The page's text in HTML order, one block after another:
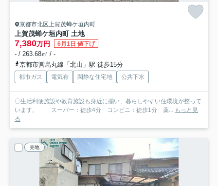
京都市北区上賀茂蝉ケ垣内町
上賀茂蝉ケ垣内町 土地
7,380万円 6月1日 値下げ
- / 263.68㎡ / -
京都市営烏丸線「北山」駅 徒歩15分
都市ガス 電気有 閑静な住宅地 公共下水
〇生活利便施設や教育施設も身近に揃い、暮らしやすい住環境が整って
います。 スーパー：徒歩4分 コンビニ：徒歩1分 薬... もっと見
る
売地